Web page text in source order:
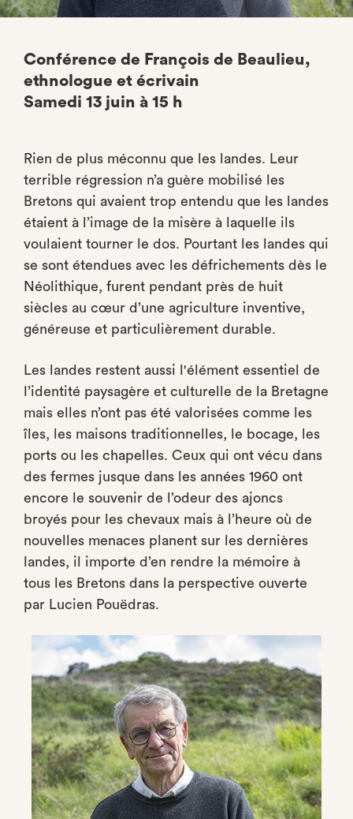
Conférence de François de Beaulieu,
ethnologue et écrivain
Samedi 13 juin à 15 h
Rien de plus méconnu que les landes. Leur
terrible régression n’a guère mobilisé les
Bretons qui avaient trop entendu que les landes
étaient à l’image de la misère à laquelle ils
voulaient tourner le dos. Pourtant les landes qui
se sont étendues avec les défrichements dès le
Néolithique, furent pendant près de huit
siècles au cœur d’une agriculture inventive,
généreuse et particulièrement durable.
Les landes restent aussi l'élément essentiel de
l’identité paysagère et culturelle de la Bretagne
mais elles n’ont pas été valorisées comme les
îles, les maisons traditionnelles, le bocage, les
ports ou les chapelles. Ceux qui ont vécu dans
des fermes jusque dans les années 1960 ont
encore le souvenir de l’odeur des ajoncs
broyés pour les chevaux mais à l’heure où de
nouvelles menaces planent sur les dernières
landes, il importe d’en rendre la mémoire à
tous les Bretons dans la perspective ouverte
par Lucien Pouëdras.